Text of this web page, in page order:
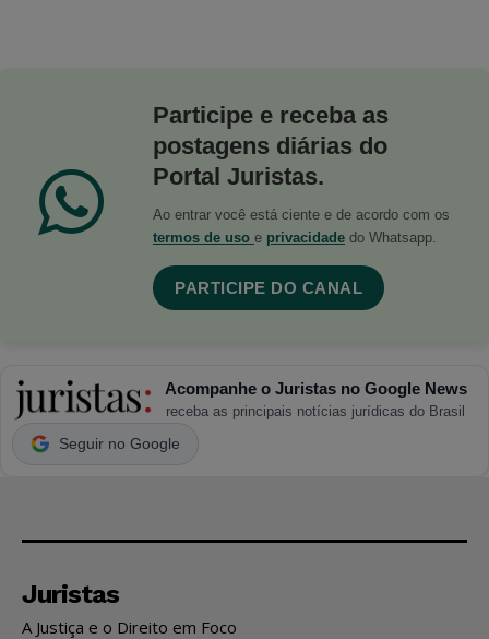
Participe e receba as
postagens diárias do
Portal Juristas.
Ao entrar você está ciente e de acordo com os
termos de uso e privacidade do Whatsapp.
PARTICIPE DO CANAL
Acompanhe o Juristas no Google News
receba as principais notícias jurídicas do Brasil
Seguir no Google
Juristas
A Justiça e o Direito em Foco